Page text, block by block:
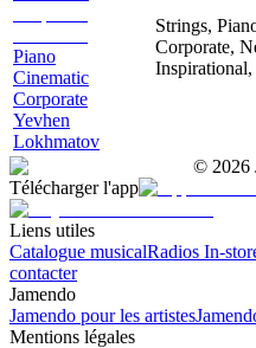
Piano
Cinematic
Corporate
Yevhen
Lokhmatov
Strings,
Corporate,
© 2026
Télécharger l'app
Liens utiles
Catalogue musicalRadios In-
contacter
Jamendo
Jamendo pour les artistes
Mentions légales